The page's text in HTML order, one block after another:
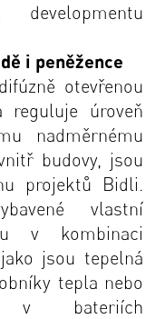
i peněžence
otevřenou
úroveň
nadměrnému
budovy, jsou
projektů Bidli.
vlastní
v kombinaci
jsou tepelná
tepla nebo
v bateriích